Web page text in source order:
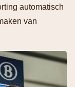
automatisch
van